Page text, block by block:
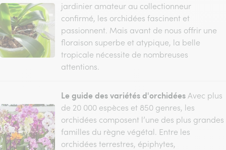
jardinier amateur au collectionneur
confirmé, les orchidées fascinent et
passionnent. Mais avant de nous offrir une
floraison superbe et atypique, la belle
tropicale nécessite de nombreuses
attentions.
Le guide des variétés d'orchidées Avec plus
de 20 000 espèces et 850 genres, les
orchidées composent l’une des plus grandes
familles du règne végétal. Entre les
orchidées terrestres, épiphytes,